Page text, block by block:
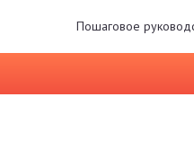
Пошаговое